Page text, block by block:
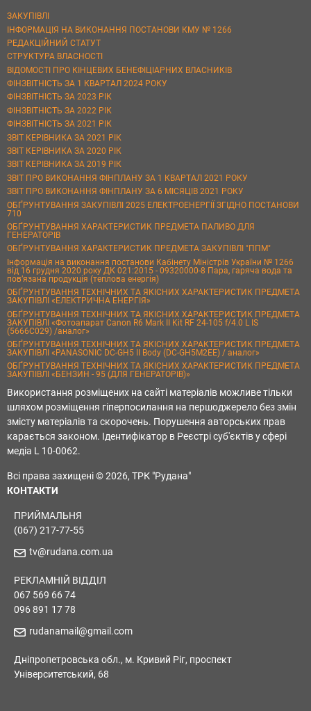
ЗАКУПІВЛІ
ІНФОРМАЦІЯ НА ВИКОНАННЯ ПОСТАНОВИ КМУ № 1266
РЕДАКЦІЙНИЙ СТАТУТ
СТРУКТУРА ВЛАСНОСТІ
ВІДОМОСТІ ПРО КІНЦЕВИХ БЕНЕФІЦІАРНИХ ВЛАСНИКІВ
ФІНЗВІТНІСТЬ ЗА 1 КВАРТАЛ 2024 РОКУ
ФІНЗВІТНІСТЬ ЗА 2023 РІК
ФІНЗВІТНІСТЬ ЗА 2022 РІК
ФІНЗВІТНІСТЬ ЗА 2021 РІК
ЗВІТ КЕРІВНИКА ЗА 2021 РІК
ЗВІТ КЕРІВНИКА ЗА 2020 РІК
ЗВІТ КЕРІВНИКА ЗА 2019 РІК
ЗВІТ ПРО ВИКОНАННЯ ФІНПЛАНУ ЗА 1 КВАРТАЛ 2021 РОКУ
ЗВІТ ПРО ВИКОНАННЯ ФІНПЛАНУ ЗА 6 МІСЯЦІВ 2021 РОКУ
ОБҐРУНТУВАННЯ ЗАКУПІВЛІ 2025 ЕЛЕКТРОЕНЕРГІЇ ЗГІДНО ПОСТАНОВИ
710
ОБҐРУНТУВАННЯ ХАРАКТЕРИСТИК ПРЕДМЕТА ПАЛИВО ДЛЯ
ГЕНЕРАТОРІВ
ОБҐРУНТУВАННЯ ХАРАКТЕРИСТИК ПРЕДМЕТА ЗАКУПІВЛІ "ППМ"
Інформація на виконання постанови Кабінету Міністрів України № 1266
від 16 грудня 2020 року ДК 021:2015 - 09320000-8 Пара, гаряча вода та
пов’язана продукція (теплова енергія)
ОБҐРУНТУВАННЯ ТЕХНІЧНИХ ТА ЯКІСНИХ ХАРАКТЕРИСТИК ПРЕДМЕТА
ЗАКУПІВЛІ «ЕЛЕКТРИЧНА ЕНЕРГІЯ»
ОБҐРУНТУВАННЯ ТЕХНІЧНИХ ТА ЯКІСНИХ ХАРАКТЕРИСТИК ПРЕДМЕТА
ЗАКУПІВЛІ «Фотоапарат Canon R6 Mark II Kit RF 24-105 f/4.0 L IS
(5666C029) /аналог»
ОБҐРУНТУВАННЯ ТЕХНІЧНИХ ТА ЯКІСНИХ ХАРАКТЕРИСТИК ПРЕДМЕТА
ЗАКУПІВЛІ «PANASONIC DC-GH5 II Body (DC-GH5M2EE) / аналог»
ОБҐРУНТУВАННЯ ТЕХНІЧНИХ ТА ЯКІСНИХ ХАРАКТЕРИСТИК ПРЕДМЕТА
ЗАКУПІВЛІ «БЕНЗИН - 95 (ДЛЯ ГЕНЕРАТОРІВ)»
Використання розміщених на сайті матеріалів можливе тільки
шляхом розміщення гіперпосилання на першоджерело без змін
змісту матеріалів та скорочень. Порушення авторських прав
карається законом. Ідентифікатор в Реєстрі суб'єктів у сфері
медіа L 10-0062.
Всі права захищені © 2026, ТРК "Рудана"
КОНТАКТИ
ПРИЙМАЛЬНЯ
(067) 217-77-55
tv@rudana.com.ua
РЕКЛАМНІЙ ВІДДІЛ
067 569 66 74
096 891 17 78
rudanamail@gmail.com
Дніпропетровська обл., м. Кривий Ріг, проспект
Університетський, 68